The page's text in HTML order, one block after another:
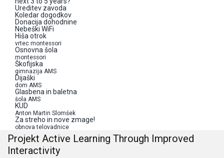
Ureditev zavoda
Koledar dogodkov
Donacija dohodnine
Nebeški WiFi
Hiša otrok
vrtec montessori
Osnovna šola
montessori
Škofijska
gimnazija AMS
Dijaški
dom AMS
Glasbena in baletna
šola AMS
KUD
Anton Martin Slomšek
Za streho in nove zmage!
obnova telovadnice
Projekt Active Learning Through Improved
Interactivity